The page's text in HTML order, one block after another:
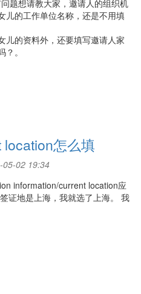
题想请教大家，邀请人的组织机
儿的工作单位名称，还是不用填
儿的资料外，还要填写邀请人家
。
怎么填
05-02 19:34
information/current location应
证地是上海，我就选了上海。 我